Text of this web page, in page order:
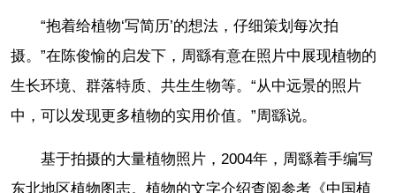
“抱着给植物‘写简历’的想法，仔细策划每次拍
摄。”在陈俊愉的启发下，周繇有意在照片中展现植物的
生长环境、群落特质、共生生物等。“从中远景的照片
中，可以发现更多植物的实用价值。”周繇说。
基于拍摄的大量植物照片，2004年，周繇着手编写
东北地区植物图志。植物的文字介绍查阅参考《中国植